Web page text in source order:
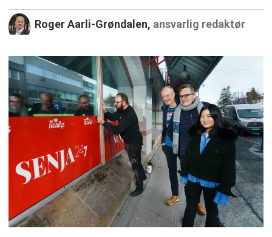
Roger Aarli-Grøndalen, ansvarlig redaktør